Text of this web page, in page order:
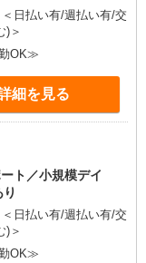
日払い有/週払い有/交
)＞
OK≫
細を見る
ト／小規模デイ
日払い有/週払い有/交
)＞
OK≫